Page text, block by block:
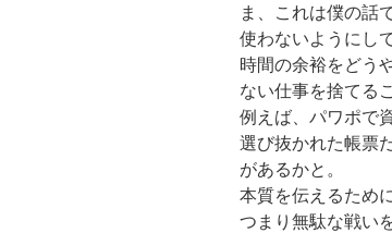
ま、これは僕の話
使わないようにし
時間の余裕をどう
ない仕事を捨てる
例えば、パワポで
選び抜かれた帳票
があるかと。
本質を伝えるため
つまり無駄な戦い